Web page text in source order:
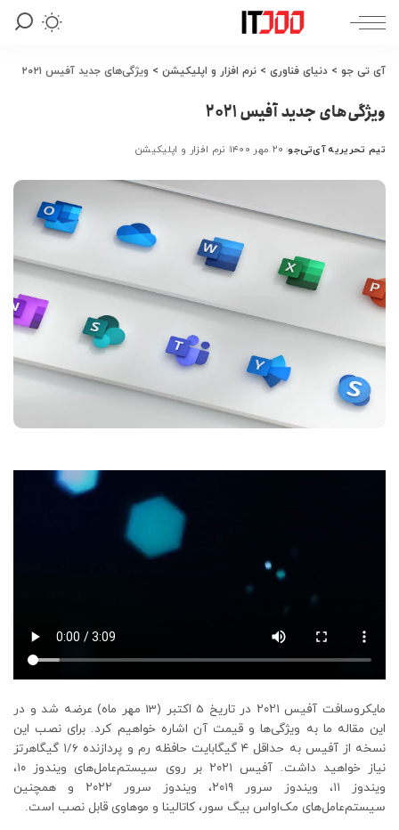
آی تی جو > دنیای فناوری > نرم افزار و اپلیکیشن > ویژگی‌های جدید آفیس ۲۰۲۱
ویژگی‌های جدید آفیس ۲۰۲۱
ارسال
توسط
تیم تحریریه آی‌تی‌جو ۲۰ مهر ۱۴۰۰ نرم افزار و اپلیکیشن
مایکروسافت آفیس ۲۰۲۱ در تاریخ 5 اکتبر (13 مهر ماه) عرضه شد و در
این مقاله ما به ویژگی‌ها و قیمت آن اشاره خواهیم کرد. برای نصب این
نسخه از آفیس به حداقل ۴ گیگابایت حافظه رم و پردازنده ۱/۶ گیگاهرتز
نیاز خواهید داشت. آفیس ۲۰۲۱ بر روی سیستم‌عامل‌های ویندوز ۱۰،
ویندوز ۱۱، ویندوز سرور ۲۰۱۹، ویندوز سرور ۲۰۲۲ و همچنین
سیستم‌عامل‌های مک‌اواس بیگ سور، کاتالینا و موهاوی قابل نصب است.